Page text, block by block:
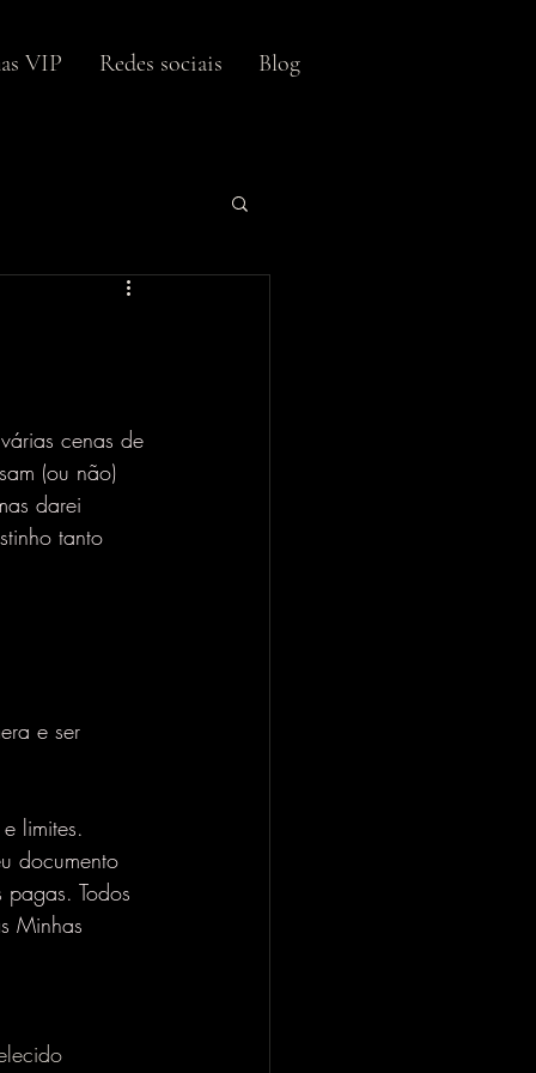
VIP Redes sociais Blog
cenas de
(ou não)
darei
tanto
e ser
limites.
documento
Todos
Minhas